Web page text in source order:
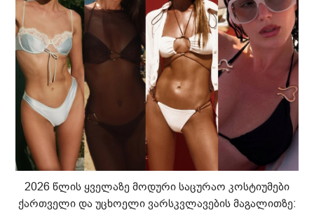
2026 წლის ყველაზე მოდური საცურაო კოსტიუმები
ქართველი და უცხოელი ვარსკვლავების მაგალითზე: